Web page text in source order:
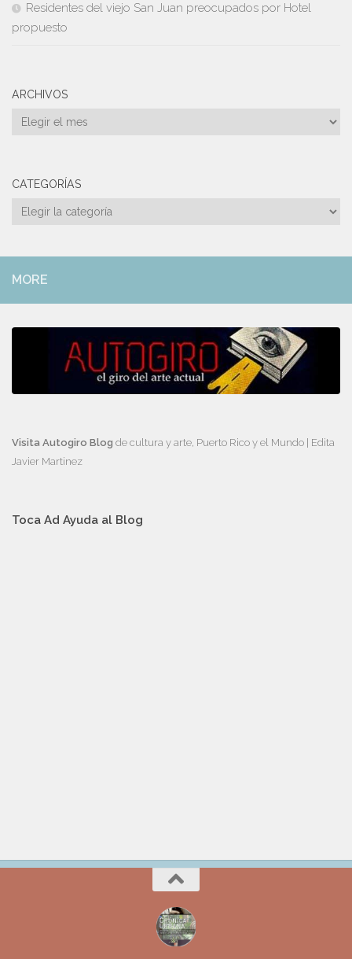
Residentes del viejo San Juan preocupados por Hotel
propuesto
ARCHIVOS
Archivos
CATEGORÍAS
Categorías
MORE
Visita Autogiro Blog de cultura y arte, Puerto Rico y el Mundo | Edita
Javier Martinez
Toca Ad Ayuda al Blog